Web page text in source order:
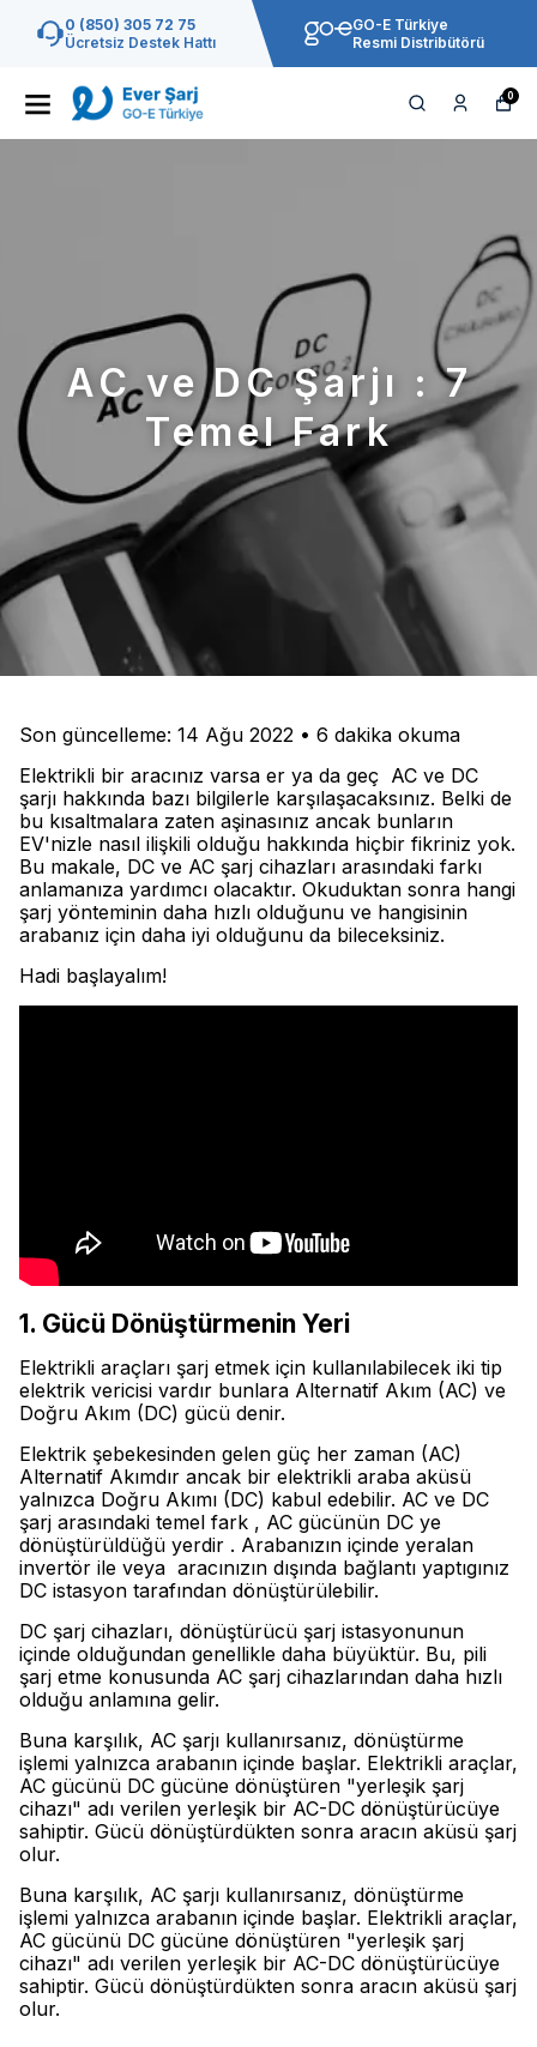
0 (850) 305 72 75
Ücretsiz Destek Hattı
GO-E Türkiye
Resmi Distribütörü
0
AC ve DC Şarjı : 7
Temel Fark
Son güncelleme: 14 Ağu 2022 • 6 dakika okuma
Elektrikli bir aracınız varsa er ya da geç AC ve DC
şarjı hakkında bazı bilgilerle karşılaşacaksınız. Belki de
bu kısaltmalara zaten aşinasınız ancak bunların
EV'nizle nasıl ilişkili olduğu hakkında hiçbir fikriniz yok.
Bu makale, DC ve AC şarj cihazları arasındaki farkı
anlamanıza yardımcı olacaktır. Okuduktan sonra hangi
şarj yönteminin daha hızlı olduğunu ve hangisinin
arabanız için daha iyi olduğunu da bileceksiniz.
Hadi başlayalım!
1. Gücü Dönüştürmenin Yeri
Elektrikli araçları şarj etmek için kullanılabilecek iki tip
elektrik vericisi vardır bunlara Alternatif Akım (AC) ve
Doğru Akım (DC) gücü denir.
Elektrik şebekesinden gelen güç her zaman (AC)
Alternatif Akımdır ancak bir elektrikli araba aküsü
yalnızca Doğru Akımı (DC) kabul edebilir. AC ve DC
şarj arasındaki temel fark , AC gücünün DC ye
dönüştürüldüğü yerdir . Arabanızın içinde yeralan
invertör ile veya aracınızın dışında bağlantı yaptıgınız
DC istasyon tarafından dönüştürülebilir.
DC şarj cihazları, dönüştürücü şarj istasyonunun
içinde olduğundan genellikle daha büyüktür. Bu, pili
şarj etme konusunda AC şarj cihazlarından daha hızlı
olduğu anlamına gelir.
Buna karşılık, AC şarjı kullanırsanız, dönüştürme
işlemi yalnızca arabanın içinde başlar. Elektrikli araçlar,
AC gücünü DC gücüne dönüştüren "yerleşik şarj
cihazı" adı verilen yerleşik bir AC-DC dönüştürücüye
sahiptir. Gücü dönüştürdükten sonra aracın aküsü şarj
olur.
Buna karşılık, AC şarjı kullanırsanız, dönüştürme
işlemi yalnızca arabanın içinde başlar. Elektrikli araçlar,
AC gücünü DC gücüne dönüştüren "yerleşik şarj
cihazı" adı verilen yerleşik bir AC-DC dönüştürücüye
sahiptir. Gücü dönüştürdükten sonra aracın aküsü şarj
olur.